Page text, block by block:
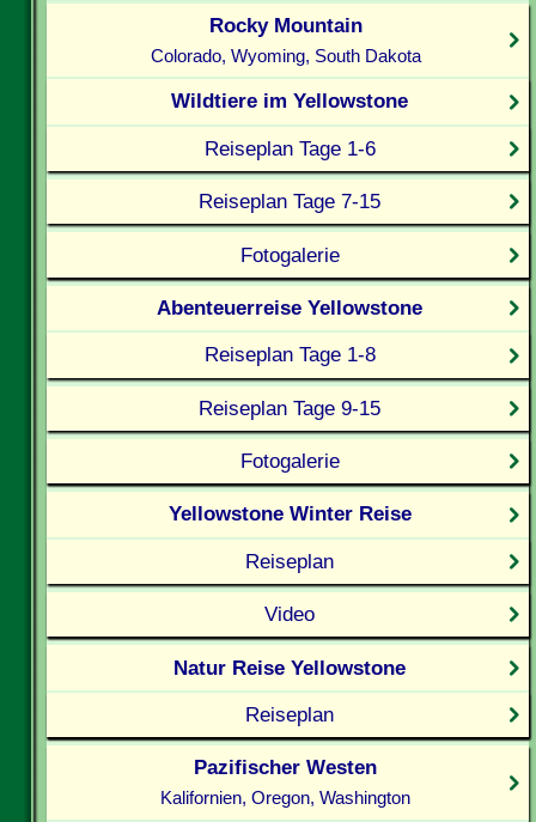
Rocky Mountain
Colorado, Wyoming, South Dakota
Wildtiere im Yellowstone
Reiseplan Tage 1-6
Reiseplan Tage 7-15
Fotogalerie
Abenteuerreise Yellowstone
Reiseplan Tage 1-8
Reiseplan Tage 9-15
Fotogalerie
Yellowstone Winter Reise
Reiseplan
Video
Natur Reise Yellowstone
Reiseplan
Pazifischer Westen
Kalifornien, Oregon, Washington